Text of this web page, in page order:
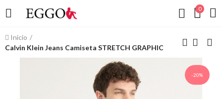
0
Inicio
Calvin Klein Jeans Camiseta STRETCH GRAPHIC
-20%